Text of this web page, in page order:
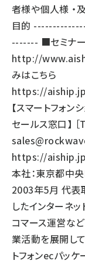
者様や個人様 ・
目的
------- ■セミナ
http://
みはこちら
https://
【スマートフォン
セールス窓口】
https://
本社：東京都中
2003年5月 代表
したインターネ
コマース運営な
業活動を展開して
トフォンecパッ